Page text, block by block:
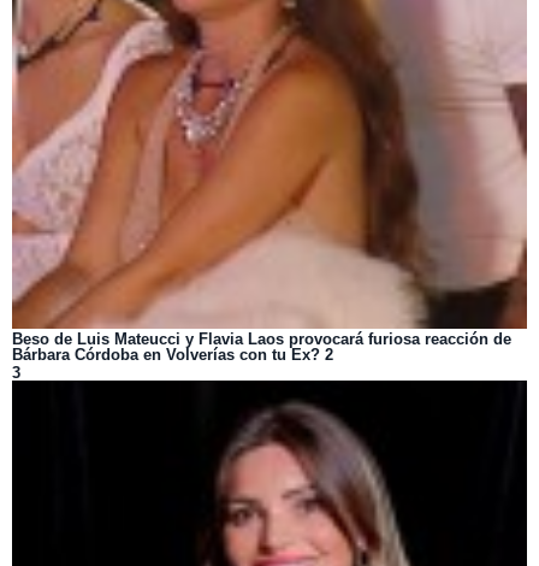
Beso de Luis Mateucci y Flavia Laos provocará furiosa reacción de
Bárbara Córdoba en Volverías con tu Ex? 2
3